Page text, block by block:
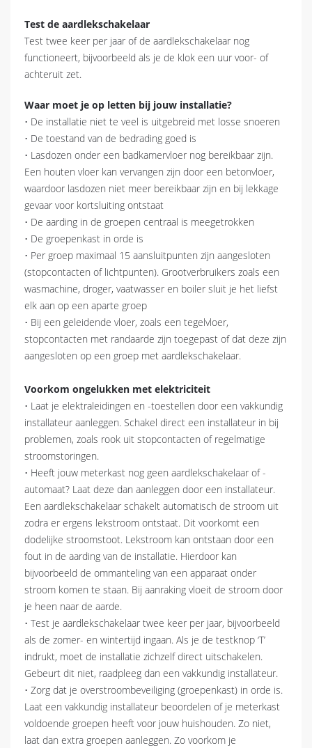
Test de aardlekschakelaar
Test twee keer per jaar of de aardlekschakelaar nog
functioneert, bijvoorbeeld als je de klok een uur voor- of
achteruit zet.
Waar moet je op letten bij jouw installatie?
• De installatie niet te veel is uitgebreid met losse snoeren
• De toestand van de bedrading goed is
• Lasdozen onder een badkamervloer nog bereikbaar zijn.
Een houten vloer kan vervangen zijn door een betonvloer,
waardoor lasdozen niet meer bereikbaar zijn en bij lekkage
gevaar voor kortsluiting ontstaat
• De aarding in de groepen centraal is meegetrokken
• De groepenkast in orde is
• Per groep maximaal 15 aansluitpunten zijn aangesloten
(stopcontacten of lichtpunten). Grootverbruikers zoals een
wasmachine, droger, vaatwasser en boiler sluit je het liefst
elk aan op een aparte groep
• Bij een geleidende vloer, zoals een tegelvloer,
stopcontacten met randaarde zijn toegepast of dat deze zijn
aangesloten op een groep met aardlekschakelaar.
Voorkom ongelukken met elektriciteit
• Laat je elektraleidingen en -toestellen door een vakkundig
installateur aanleggen. Schakel direct een installateur in bij
problemen, zoals rook uit stopcontacten of regelmatige
stroomstoringen.
• Heeft jouw meterkast nog geen aardlekschakelaar of -
automaat? Laat deze dan aanleggen door een installateur.
Een aardlekschakelaar schakelt automatisch de stroom uit
zodra er ergens lekstroom ontstaat. Dit voorkomt een
dodelijke stroomstoot. Lekstroom kan ontstaan door een
fout in de aarding van de installatie. Hierdoor kan
bijvoorbeeld de ommanteling van een apparaat onder
stroom komen te staan. Bij aanraking vloeit de stroom door
je heen naar de aarde.
• Test je aardlekschakelaar twee keer per jaar, bijvoorbeeld
als de zomer- en wintertijd ingaan. Als je de testknop ‘T’
indrukt, moet de installatie zichzelf direct uitschakelen.
Gebeurt dit niet, raadpleeg dan een vakkundig installateur.
• Zorg dat je overstroombeveiliging (groepenkast) in orde is.
Laat een vakkundig installateur beoordelen of je meterkast
voldoende groepen heeft voor jouw huishouden. Zo niet,
laat dan extra groepen aanleggen. Zo voorkom je